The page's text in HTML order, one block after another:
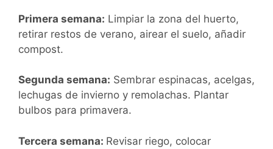
Primera semana: Limpiar la zona del huerto,
retirar restos de verano, airear el suelo, añadir
compost.
Segunda semana: Sembrar espinacas, acelgas,
lechugas de invierno y remolachas. Plantar
bulbos para primavera.
Tercera semana: Revisar riego, colocar